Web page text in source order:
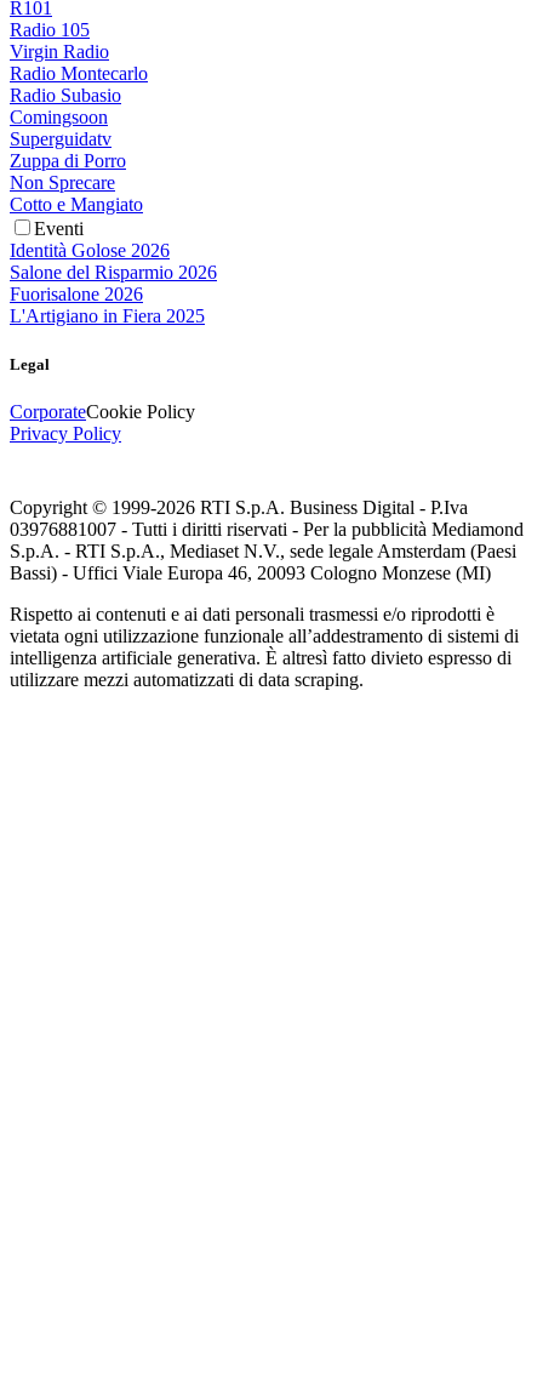
R101
Radio 105
Virgin Radio
Radio Montecarlo
Radio Subasio
Comingsoon
Superguidatv
Zuppa di Porro
Non Sprecare
Cotto e Mangiato
Eventi
Identità Golose 2026
Salone del Risparmio 2026
Fuorisalone 2026
L'Artigiano in Fiera 2025
Legal
CorporateCookie Policy
Privacy Policy
Copyright © 1999-2026 RTI S.p.A. Business Digital - P.Iva
03976881007 - Tutti i diritti riservati - Per la pubblicità Mediamond
S.p.A. - RTI S.p.A., Mediaset N.V., sede legale Amsterdam (Paesi
Bassi) - Uffici Viale Europa 46, 20093 Cologno Monzese (MI)
Rispetto ai contenuti e ai dati personali trasmessi e/o riprodotti è
vietata ogni utilizzazione funzionale all’addestramento di sistemi di
intelligenza artificiale generativa. È altresì fatto divieto espresso di
utilizzare mezzi automatizzati di data scraping.